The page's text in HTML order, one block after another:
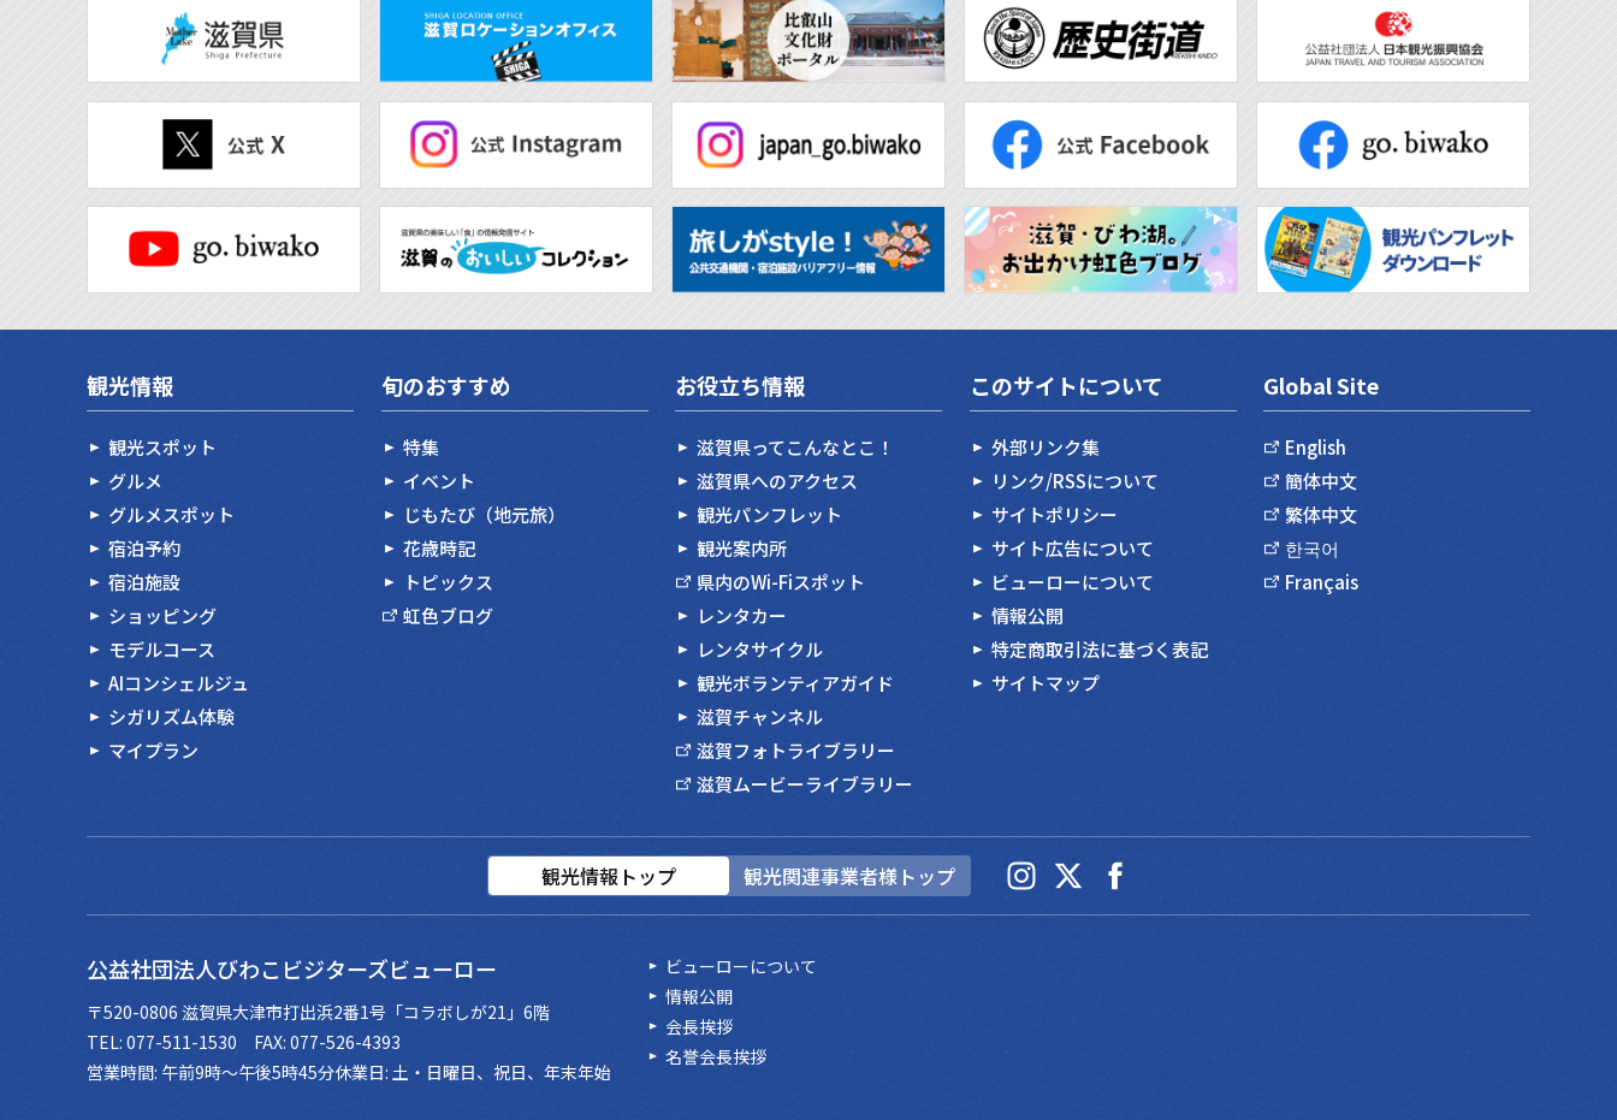
観光情報
観光スポット
グルメ
グルメスポット
宿泊予約
宿泊施設
ショッピング
モデルコース
AIコンシェルジュ
シガリズム体験
マイプラン
旬のおすすめ
特集
イベント
じもたび（地元旅）
花歳時記
トピックス
虹色ブログ
お役立ち情報
滋賀県ってこんなとこ！
滋賀県へのアクセス
観光パンフレット
観光案内所
県内のWi-Fiスポット
レンタカー
レンタサイクル
観光ボランティアガイド
滋賀チャンネル
滋賀フォトライブラリー
滋賀ムービーライブラリー
このサイトについて
外部リンク集
リンク/RSSについて
サイトポリシー
サイト広告について
ビューローについて
情報公開
特定商取引法に基づく表記
サイトマップ
Global Site
English
簡体中文
繁体中文
한국어
Français
観光情報トップ 観光関連事業者様トップ
公益社団法人びわこビジターズビューロー
〒520-0806 滋賀県大津市打出浜2番1号「コラボしが21」6階
TEL: 077-511-1530 FAX: 077-526-4393
営業時間: 午前9時～午後5時45分休業日: 土・日曜日、祝日、年末年始
ビューローについて
情報公開
会長挨拶
名誉会長挨拶